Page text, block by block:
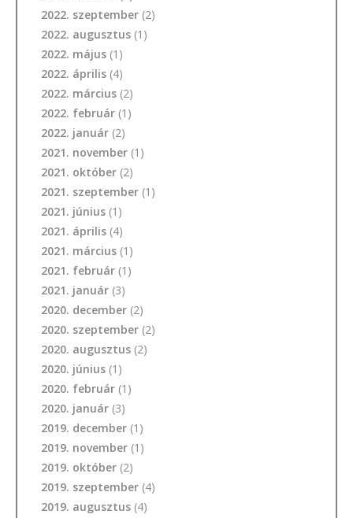
2022. szeptember (2)
2022. augusztus (1)
2022. május (1)
2022. április (4)
2022. március (2)
2022. február (1)
2022. január (2)
2021. november (1)
2021. október (2)
2021. szeptember (1)
2021. június (1)
2021. április (4)
2021. március (1)
2021. február (1)
2021. január (3)
2020. december (2)
2020. szeptember (2)
2020. augusztus (2)
2020. június (1)
2020. február (1)
2020. január (3)
2019. december (1)
2019. november (1)
2019. október (2)
2019. szeptember (4)
2019. augusztus (4)